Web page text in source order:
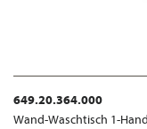
649.20.364.000
Wand-Waschtisch 1-